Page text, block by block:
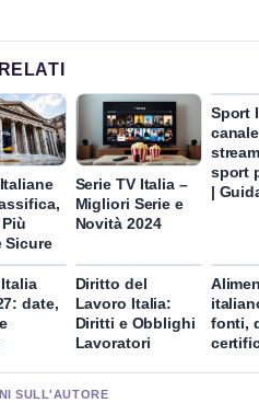
Sicure
Serie TV Italia –
Migliori Serie e
Novità 2024
Sport
sport
|
date,
Diritto del
Lavoro Italia:
Diritti e Obblighi
Lavoratori
fonti,
SULL'AUTORE